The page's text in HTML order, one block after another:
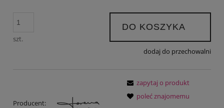
szt.
DO KOSZYKA
dodaj do przechowalni
Producent:
zapytaj o produkt
poleć znajomemu